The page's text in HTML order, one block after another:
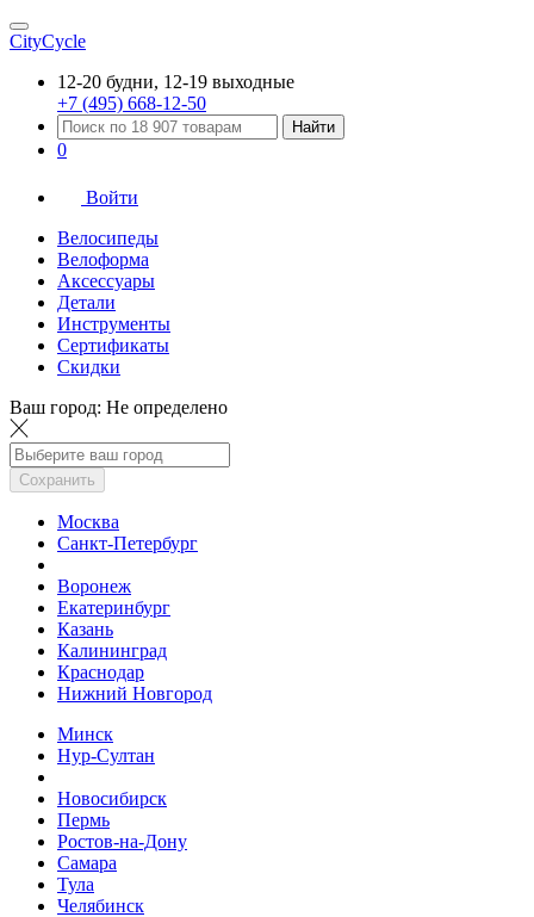
CityCycle
12-20 будни, 12-19 выходные
+7 (495) 668-12-50
Найти
0
Войти
Велосипеды
Велоформа
Аксессуары
Детали
Инструменты
Сертификаты
Скидки
Ваш город: Не определено
Сохранить
Москва
Санкт-Петербург
Воронеж
Екатеринбург
Казань
Калининград
Краснодар
Нижний Новгород
Минск
Нур-Султан
Новосибирск
Пермь
Ростов-на-Дону
Самара
Тула
Челябинск